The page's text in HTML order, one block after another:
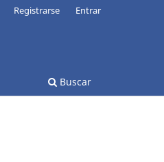
Buscar
Registrarse Entrar